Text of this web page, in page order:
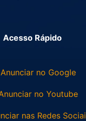
Acesso Rápido
Anunciar no Google
no Youtube
nas Redes